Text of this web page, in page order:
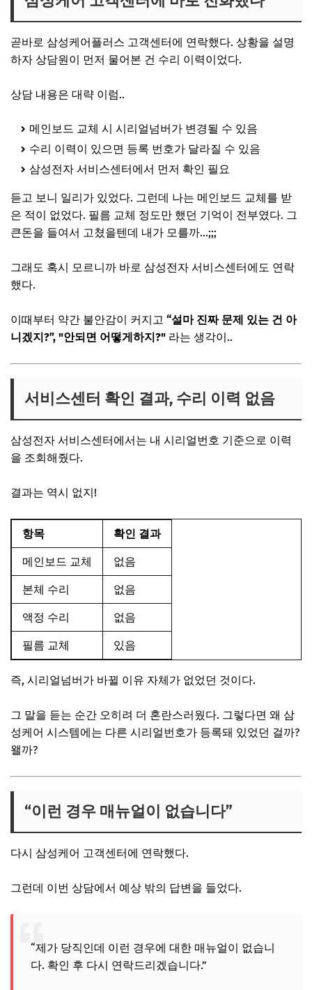
곧바로 삼성케어플러스 고객센터에 연락했다. 상황을 설명
하자 상담원이 먼저 물어본 건 수리 이력이었다.
상담 내용은 대략 이럼..
메인보드 교체 시 시리얼넘버가 변경될 수 있음
수리 이력이 있으면 등록 번호가 달라질 수 있음
삼성전자 서비스센터에서 먼저 확인 필요
듣고 보니 일리가 있었다. 그런데 나는 메인보드 교체를 받
은 적이 없었다. 필름 교체 정도만 했던 기억이 전부였다. 그
큰돈을 들여서 고쳤을텐데 내가 모를까...;;;
그래도 혹시 모르니까 바로 삼성전자 서비스센터에도 연락
했다.
이때부터 약간 불안감이 커지고 “설마 진짜 문제 있는 건 아
니겠지?”, "안되면 어떻게하지?" 라는 생각이..
서비스센터 확인 결과, 수리 이력 없음
삼성전자 서비스센터에서는 내 시리얼번호 기준으로 이력
을 조회해줬다.
결과는 역시 없지!
항목 확인 결과
메인보드 교체 없음
본체 수리 없음
액정 수리 없음
필름 교체 있음
즉, 시리얼넘버가 바뀔 이유 자체가 없었던 것이다.
그 말을 듣는 순간 오히려 더 혼란스러웠다. 그렇다면 왜 삼
성케어 시스템에는 다른 시리얼번호가 등록돼 있었던 걸까?
왤까?
“이런 경우 매뉴얼이 없습니다”
다시 삼성케어 고객센터에 연락했다.
그런데 이번 상담에서 예상 밖의 답변을 들었다.
“제가 당직인데 이런 경우에 대한 매뉴얼이 없습니
다. 확인 후 다시 연락드리겠습니다.”